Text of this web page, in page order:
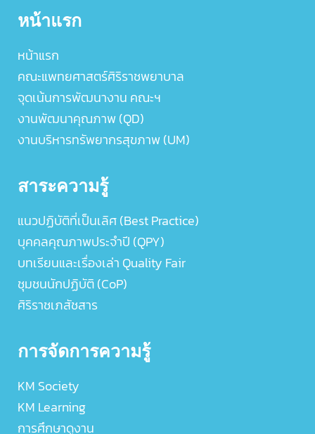
หน้าแรก
หน้าแรก
คณะแพทยศาสตร์ศิริราชพยาบาล
จุดเน้นการพัฒนางาน คณะฯ
งานพัฒนาคุณภาพ (QD)
งานบริหารทรัพยากรสุขภาพ (UM)
สาระความรู้
แนวปฏิบัติที่เป็นเลิศ (Best Practice)
บุคคลคุณภาพประจำปี (QPY)
บทเรียนและเรื่องเล่า Quality Fair
ชุมชนนักปฏิบัติ (CoP)
ศิริราชเภสัชสาร
การจัดการความรู้
KM Society
KM Learning
การศึกษาดูงาน